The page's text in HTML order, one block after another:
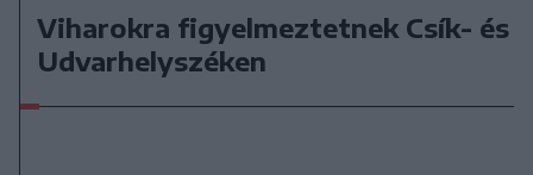
Viharokra figyelmeztetnek Csík- és
Udvarhelyszéken